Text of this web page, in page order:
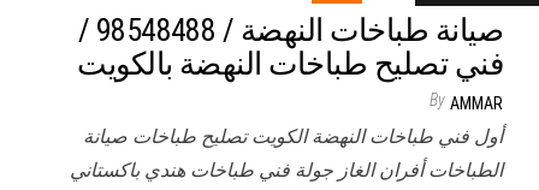
صيانة طباخات النهضة / 98548488 /
فني تصليح طباخات النهضة بالكويت
By AMMAR
أول فني طباخات النهضة الكويت تصليح طباخات صيانة
الطباخات أفران الغاز جولة فني طباخات هندي باكستاني